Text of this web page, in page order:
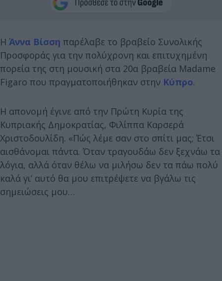
Η Άννα Βίσση παρέλαβε το βραβείο Συνολικής
Προσφοράς για την πολύχρονη και επιτυχημένη
πορεία της στη μουσική στα 20α βραβεία Madame
Figaro που πραγματοποιήθηκαν στην Κύπρο.
Η απονομή έγινε από την Πρώτη Κυρία της
Κυπριακής Δημοκρατίας, Φιλίππα Καρσερά
Χριστοδουλίδη. «Πώς λέμε σαν στο σπίτι μας; Έτσι
αισθάνομαι πάντα. Όταν τραγουδάω δεν ξεχνάω τα
λόγια, αλλά όταν θέλω να μιλήσω δεν τα πάω πολύ
καλά γι’ αυτό θα μου επιτρέψετε να βγάλω τις
σημειώσεις μου…